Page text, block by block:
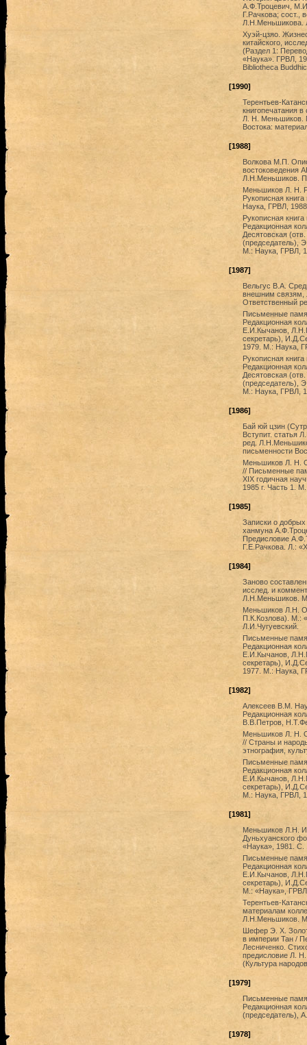
А.Ф.Троцевич,
Г.Рачкова; сост.,
Л.Н.Меньшикова.
Хуэй-цзяо.
китайского,
(Раздел 1:
«Наука». ГРВЛ,
Bibliotheca
[1990]
Терентьев-
книгопечатания
Л. Н. Меньшиков.
Востока:
[1988]
Волкова М.П.
востоковедения
Л.Н.Меньшиков.
Меньшиков Л. Н.
Рукописная
Наука, ГРВЛ,
Рукописная
Редакционная
Десятовская
(председатель),
М.: Наука, ГРВЛ,
[1987]
Вельгус В.А.
внешним связям,
Ответственный
Письменные
Редакционная
Е.И.Кычанов,
секретарь),
1979. М.: Наука,
Рукописная
Редакционная
Десятовская
(председатель),
М.: Наука, ГРВЛ,
[1986]
Бай юй цзин
Вступит. статья
ред.
письменности
Меньшиков Л. Н.
// Письменные
XIX годичная
1985 г. Часть 1.
[1985]
Записки о добрых
ханмуна
Предисловие
Г.Е.Рачкова. Л.:
[1984]
Заново
исслед. и
Л.Н.Меньшиков.
Меньшиков Л.Н.
П.К.Козлова). М.:
Л.И.Чугуевский.
Письменные
Редакционная
Е.И.Кычанов,
секретарь),
1977. М.: Наука,
[1982]
Алексеев В.М.
Редакционная
В.В.Петров,
Меньшиков Л. Н.
// Страны и
этнография,
Письменные
Редакционная
Е.И.Кычанов,
секретарь),
М.: Наука, ГРВЛ,
[1981]
Меньшиков Л.Н.
Дуньхуанского
«Наука», 1981. С.
Письменные
Редакционная
Е.И.Кычанов,
секретарь),
М.: «Наука»,
Терентьев-
материалам
Л.Н.Меньшиков.
Шефер Э. Х.
в империи Тан /
Лесниченко.
предисловие Л.
(Культура
[1979]
Письменные
Редакционная
(председатель),
[1978]